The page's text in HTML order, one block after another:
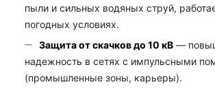
пыли и сильных водяных струй,
погодных условиях.
Защита от скачков до 10 кВ —
надежность в сетях с импульсными
(промышленные зоны, карьеры).